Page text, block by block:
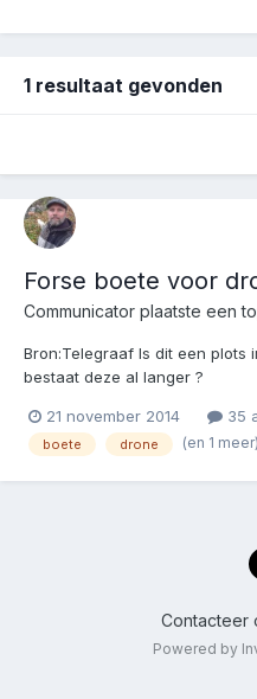
1 resultaat gevonden
Forse boete voor
Communicator plaatste een
Bron:Telegraaf Is dit een
bestaat deze al langer ?
21 november 2014 35
boete drone (en 1 meer)
Contacteer
Powered by